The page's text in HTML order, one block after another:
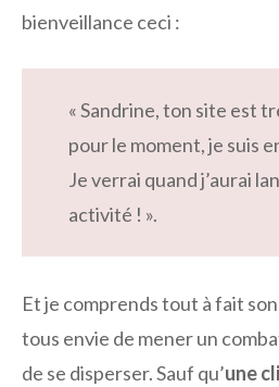
bienveillance ceci :
« Sandrine, ton site est
pour le moment, je suis
Je verrai quand j’aurai
activité ! ».
Et je comprends tout à fait
tous envie de mener un
de se disperser. Sauf qu’une